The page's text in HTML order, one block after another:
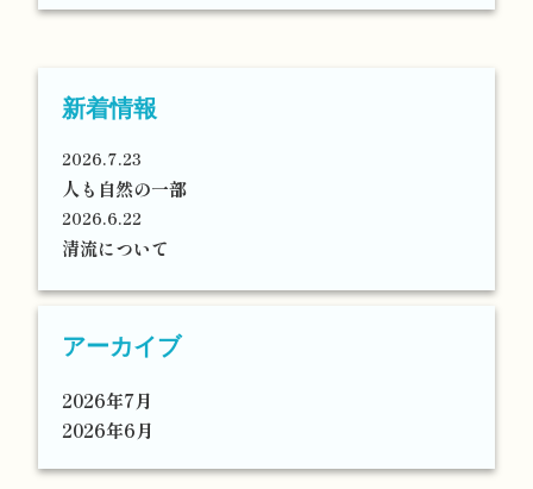
新着情報
2026.7.23
人も自然の一部
2026.6.22
清流について
アーカイブ
2026年7月
2026年6月